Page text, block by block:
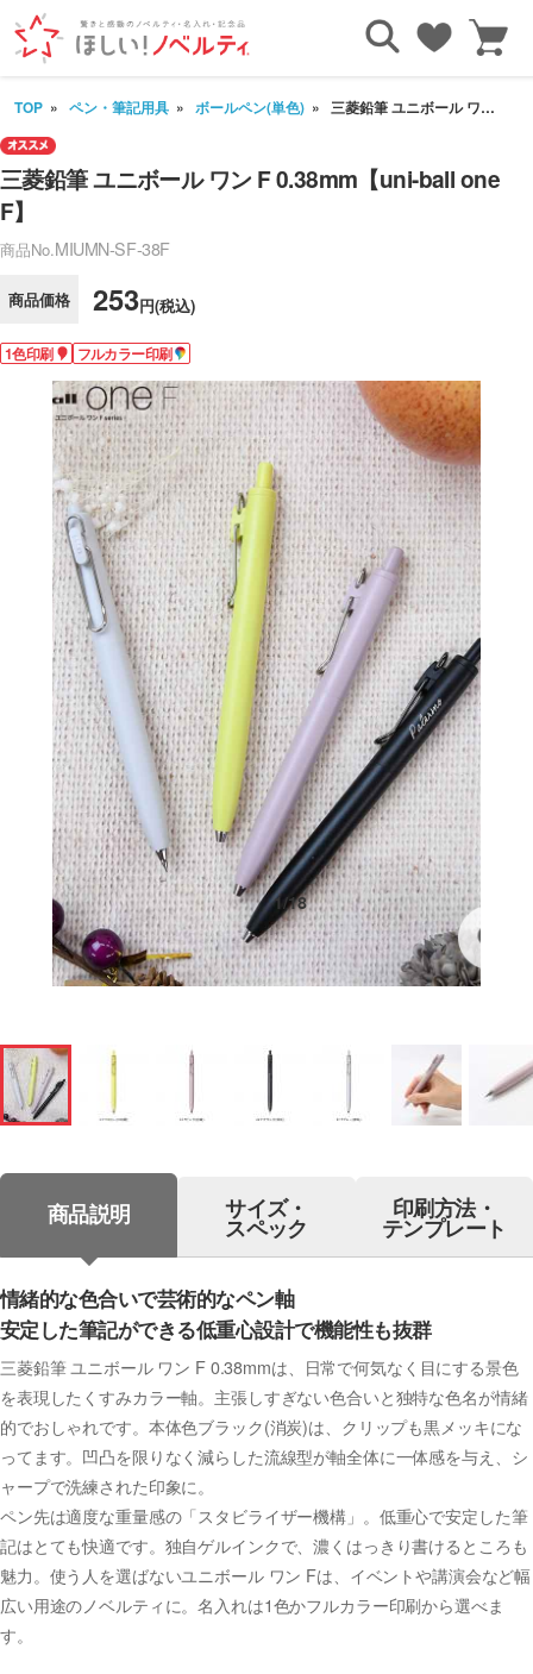
TOP ペン・筆記用具 ボールペン(単色) 三菱鉛筆 ユニボール ワン F 0.38mm【uni-ball one F】
三菱鉛筆 ユニボール ワン F 0.38mm【uni-ball one
F】
商品No.MIUMN-SF-38F
商品価格 253円(税込)
1色印刷 フルカラー印刷
1/18
商品説明 サイズ・
スペック
印刷方法・
テンプレート
情緒的な色合いで芸術的なペン軸
安定した筆記ができる低重心設計で機能性も抜群
三菱鉛筆 ユニボール ワン F 0.38mmは、日常で何気なく目にする景色
を表現したくすみカラー軸。主張しすぎない色合いと独特な色名が情緒
的でおしゃれです。本体色ブラック(消炭)は、クリップも黒メッキにな
ってます。凹凸を限りなく減らした流線型が軸全体に一体感を与え、シ
ャープで洗練された印象に。
ペン先は適度な重量感の「スタビライザー機構」。低重心で安定した筆
記はとても快適です。独自ゲルインクで、濃くはっきり書けるところも
魅力。使う人を選ばないユニボール ワン Fは、イベントや講演会など幅
広い用途のノベルティに。名入れは1色かフルカラー印刷から選べま
す。